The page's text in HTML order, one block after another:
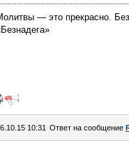
— это прекрасно. Без
10:31 Ответ на сообщение